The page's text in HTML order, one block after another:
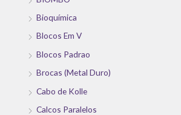
Bioquímica
Blocos Em V
Blocos Padrao
Brocas (Metal Duro)
Cabo de Kolle
Calcos Paralelos